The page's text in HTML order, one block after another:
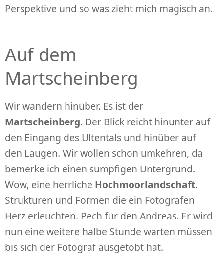
Perspektive und so was zieht mich magisch an.
Auf dem
Martscheinberg
Wir wandern hinüber. Es ist der
Martscheinberg. Der Blick reicht hinunter auf
den Eingang des Ultentals und hinüber auf
den Laugen. Wir wollen schon umkehren, da
bemerke ich einen sumpfigen Untergrund.
Wow, eine herrliche Hochmoorlandschaft.
Strukturen und Formen die ein Fotografen
Herz erleuchten. Pech für den Andreas. Er wird
nun eine weitere halbe Stunde warten müssen
bis sich der Fotograf ausgetobt hat.